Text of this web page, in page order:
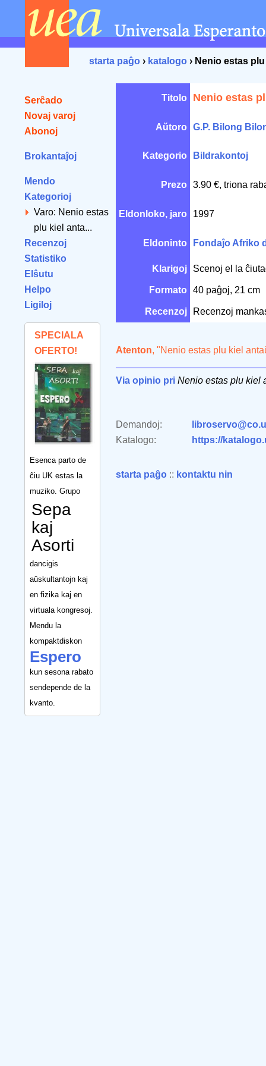
starta paĝo › katalogo › Nenio estas
Serĉado
Novaj varoj
Abonoj
Brokantaĵoj
Mendo
Kategorioj
Varo: Nenio estas
plu kiel anta...
Recenzoj
Statistiko
Elŝutu
Helpo
Ligiloj
SPECIALA
OFERTO!
Esenca parto de
ĉiu UK estas la
muziko. Grupo
Sepa
kaj
Asorti
dancigis
aŭskultantojn kaj
en fizika kaj en
virtuala kongresoj.
Mendu la
kompaktdiskon
Espero
kun sesona rabato
sendepende de la
kvanto.
Titolo Nenio estas
Aŭtoro G.P. Bilong
Kategorio Bildrakontoj
Prezo 3.90 €, triona
Eldonloko, jaro 1997
Eldoninto Fondaĵo Afriko
Klarigoj Scenoj el la
Formato 40 paĝoj, 21 cm
Recenzoj Recenzoj
Atenton, "Nenio estas plu kiel
Via opinio pri Nenio estas plu kiel
Demandoj:
Katalogo:
https://
starta paĝo :: kontaktu nin